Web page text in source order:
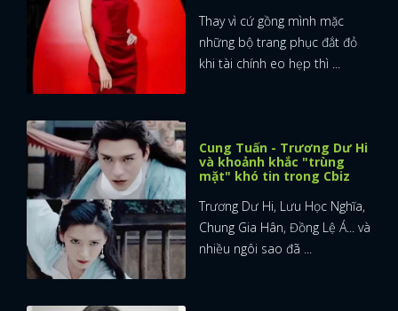
Thay vì cứ gồng mình mặc
những bộ trang phục đắt đỏ
khi tài chính eo hẹp thì ...
Cung Tuấn - Trương Dư Hi
và khoảnh khắc "trùng
mặt" khó tin trong Cbiz
Trương Dư Hi, Lưu Học Nghĩa,
Chung Gia Hân, Đồng Lệ Á... và
nhiều ngôi sao đã ...